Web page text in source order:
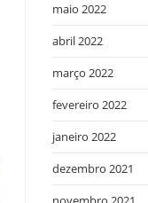
maio 2022
abril 2022
março 2022
fevereiro 2022
janeiro 2022
dezembro 2021